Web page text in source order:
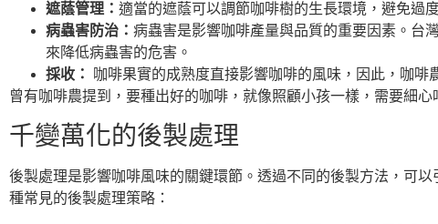
遮蔭管理： 適當的遮蔭可以調節咖啡樹的生長環境，避免過
病蟲害防治： 病蟲害是影響咖啡產量與品質的重要因素。台
來降低病蟲害的危害。
採收：
咖啡果實的成熟度直接影響咖啡的風味，因此，咖啡
曾有咖啡農提到，要種出好的咖啡，就像照顧小孩一樣，需要細心
千變萬化的後製處理
後製處理是影響咖啡風味的關鍵環節。透過不同的後製方法，可
種常見的後製處理策略：